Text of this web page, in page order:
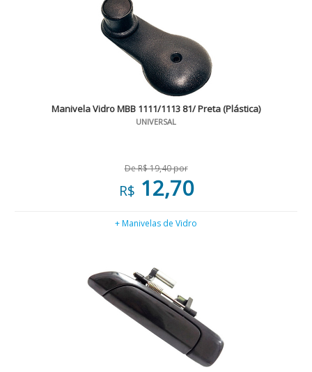
Manivela Vidro MBB 1111/1113 81/ Preta (Plástica)
UNIVERSAL
De R$ 19,40 por
R$ 12,70
+ Manivelas de Vidro